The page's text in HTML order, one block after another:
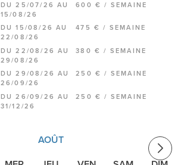
DU 25/07/26 AU
15/08/26
600 € / SEMAINE
DU 15/08/26 AU
22/08/26
475 € / SEMAINE
DU 22/08/26 AU
29/08/26
380 € / SEMAINE
DU 29/08/26 AU
26/09/26
250 € / SEMAINE
DU 26/09/26 AU
31/12/26
250 € / SEMAINE
AOÛT